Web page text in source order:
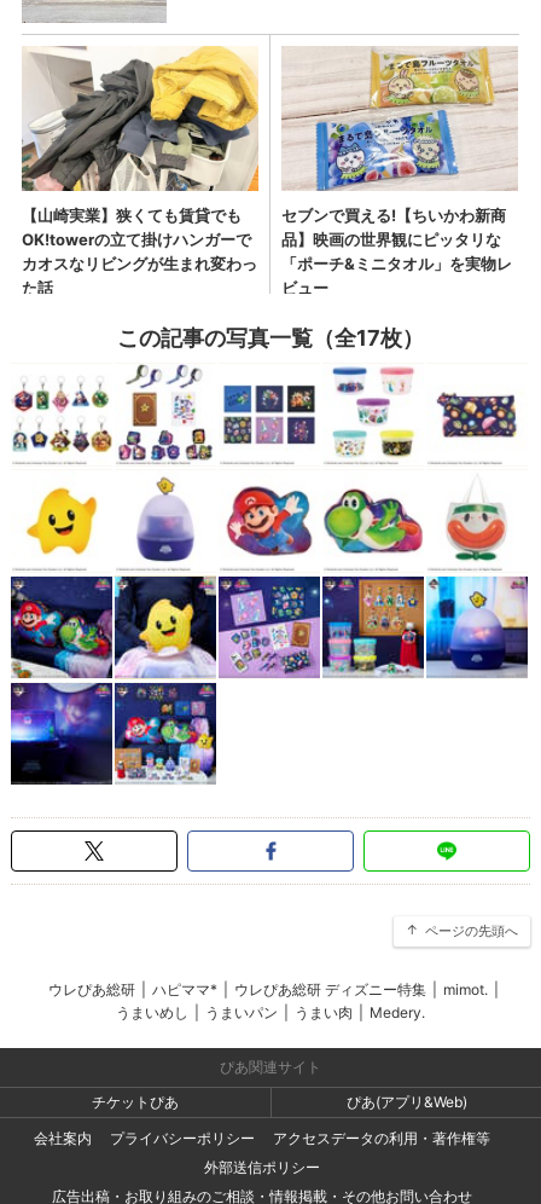
この記事の写真一覧（全17枚）
ページの先頭へ
ウレぴあ総研 ハピママ* ウレぴあ総研 ディズニー特集 mimot.
うまいめし
うまいパン うまい肉 Medery.
ぴあ関連サイト
チケットぴあ
ぴあ(アプリ&Web)
会社案内
プライバシーポリシー
アクセスデータの利用・著作権等
外部送信ポリシー
広告出稿・お取り組みのご相談・情報掲載・その他お問い合わせ